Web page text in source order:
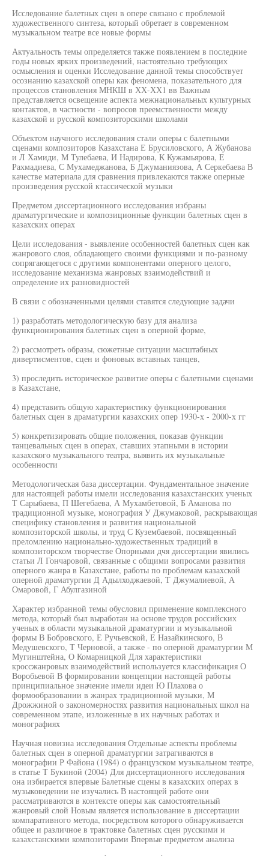
Исследование балетных сцен в опере связано с проблемой
художественного синтеза, который обретает в современном
музыкальном театре все новые формы
Актуальность темы определяется также появлением в последние
годы новых ярких произведений, настоятельно требующих
осмысления и оценки Исследование данной темы способствует
осознанию казахской оперы как феномена, показательного для
процессов становления МНКШ в ХХ-ХХ1 вв Важным
представляется освещение аспекта межнациональных культурных
контактов, в частности - вопросов преемственности между
казахской и русской композиторскими школами
Объектом научного исследования стали оперы с балетными
сценами композиторов Казахстана Е Брусиловского, А Жубанова
и Л Хамиди, М Тулебаева, И Надирова, К Кужамьярова, Е
Рахмадиева, С Мухамеджанова, Б Джуманиязова, А Серкебаева В
качестве материала для сравнения привлекаются также оперные
произведения русской ктассической музыки
Предметом диссертационного исследования избраны
драматургические и композиционные функции балетных сцен в
казахских операх
Цели исследования - выявление особенностей балетных сцен как
жанрового слоя, обладающего своими функциями и по-разному
сопрягающегося с другими компонентами оперного целого,
исследование механизма жанровых взаимодействий и
определение их разновидностей
В связи с обозначенными целями ставятся следующие задачи
1) разработать методологическую базу для анализа
функционирования балетных сцен в оперной форме,
2) рассмотреть образы, сюжетные ситуации масштабных
дивертисментов, сцен и фоновых вставных танцев,
3) проследить историческое развитие оперы с балетными сценами
в Казахстане,
4) представить общую характеристику функционирования
балетных сцен в драматургии казахских опер 1930-х - 2000-х гг
5) конкретизировать общие положения, показав функции
танцевальных сцен в операх, ставших этапными в истории
казахского музыкального театра, выявить их музыкальные
особенности
Методологическая база диссертации. Фундаментальное значение
для настоящей работы имели исследования казахстанских ученых
Т Сарыбаева, П Шегебаева, А Мухамбетовой, Б Аманова по
традиционной музыке, монография У Джумаковой, раскрывающая
специфику становления и развития национальной
композиторской школы, и труд С Кузембаевой, посвященный
преломлению национально-художественных традиций в
композиторском творчестве Опорными дчя диссертации явились
статьи Л Гончаровой, связанные с общими вопросами развития
оперного жанра в Казахстане, работы по проблемам казахской
оперной драматургии Д Адылходжаевой, Т Джумалиевой, А
Омаровой, Г Абулгазиной
Характер избранной темы обусловил применение комплексного
метода, который был выработан на основе трудов российских
ученых в области музыкальной драматургии и музыкальной
формы В Бобровского, Е Ручьевской, Е Назайкинского, В
Медушевского, Т Черновой, а также - по оперной драматургии М
Мугинштейна, О Комарницкой Для характеристики
кроссжанровых взаимодействий используется классификация О
Воробьевой В формировании концепции настоящей работы
принципиальное значение имели идеи Ю Плахова о
формообразовании в жанрах традиционной музыки, М
Дрожжиной о закономерностях развития национальных школ на
современном этапе, изложенные в их научных работах и
монографиях
Научная новизна исследования Отдельные аспекты проблемы
балетных сцен в оперной драматургии затрагиваются в
монографии Р Файона (1984) о французском музыкальном театре,
в статье Т Букиной (2004) Для диссертационного исследования
она избирается впервые Балетные сцены в казахских операх в
музыковедении не изучались В настоящей работе они
рассматриваются в контексте оперы как самостоятельный
жанровый слой Новым является использование в диссертации
компаративного метода, посредством которого обнаруживается
общее и различное в трактовке балетных сцен русскими и
казахстанскими композиторами Впервые предметом анализа